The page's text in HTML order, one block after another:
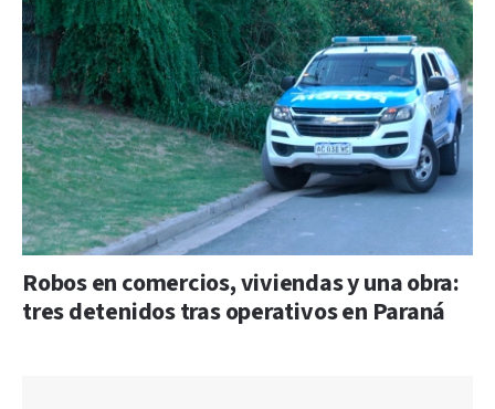
Robos en comercios, viviendas y una obra:
tres detenidos tras operativos en Paraná